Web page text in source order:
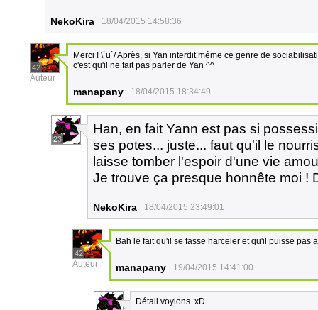
NekoKira 18/04/2015 14:58:36
42
Auteur
Merci ! \`u`/ Après, si Yan interdit même ce genre de
c'est qu'il ne fait pas parler de Yan ^^
manapany 18/04/2015 18:34:49
23
Han, en fait Yann est pas si
ses potes... juste... faut qu'il le
laisse tomber l'espoir d'une vie
Je trouve ça presque honnête moi !
NekoKira 18/04/2015 23:49:01
42
Auteur
Bah le fait qu'il se fasse harceler et qu'il puisse pas
manapany 19/04/2015 14:41:00
Détail voyions. xD